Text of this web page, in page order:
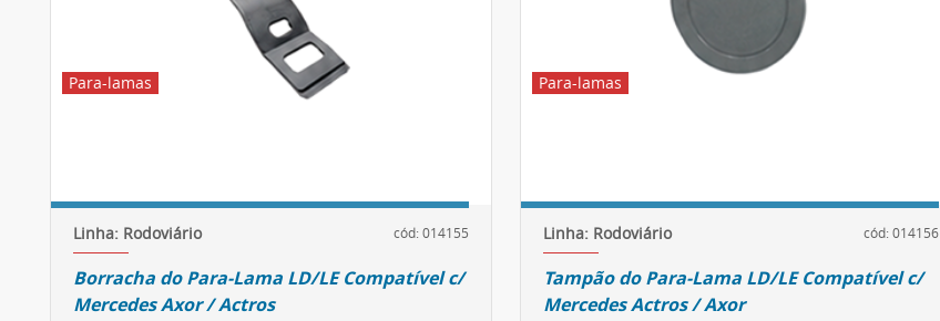
cód: 014155
Linha: Rodoviário
Borracha do Para-Lama LD/LE Compatível c/
Mercedes Axor / Actros
Para-lamas
cód: 014156
Linha: Rodoviário
Tampão do Para-Lama LD/LE Compatível c/
Mercedes Actros / Axor
Para-lamas